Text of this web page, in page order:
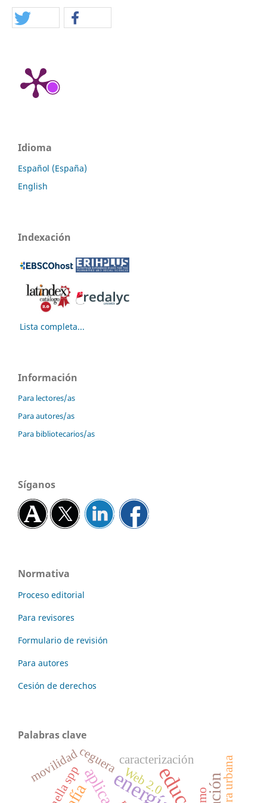
Idioma
Español (España)
English
Indexación
Lista completa...
Información
Para lectores/as
Para autores/as
Para bibliotecarios/as
Síganos
Normativa
Proceso editorial
Para revisores
Formulario de revisión
Para autores
Cesión de derechos
Palabras clave
caracterización
movilidadceguera
Web 2.0